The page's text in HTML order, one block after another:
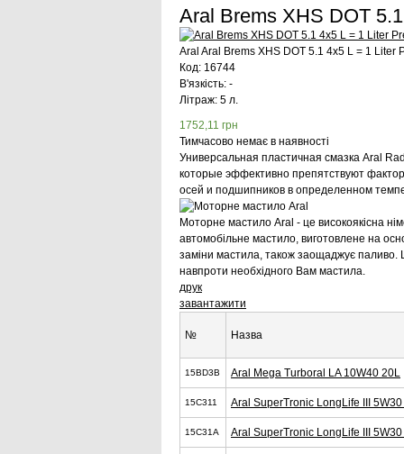
Aral Brems XHS DOT
Aral Aral Brems XHS DOT 5.1 4x5 L = 1 Liter
Код: 16744
В'язкість: -
Літраж: 5 л.
1752,11 грн
Тимчасово немає в наявності
Универсальная пластичная смазка Aral
которые эффективно препятствуют
осей и подшипников в определенном
Моторне мастило Aral - це високоякісна
автомобільне мастило, виготовлене на
заміни мастила, також заощаджує паливо.
навпроти необхідного Вам мастила.
друк
завантажити
№ Назва
15BD3B Aral Mega Turboral LA 10W40 20L
15C311 Aral SuperTronic LongLife III
15C31A Aral SuperTronic LongLife III